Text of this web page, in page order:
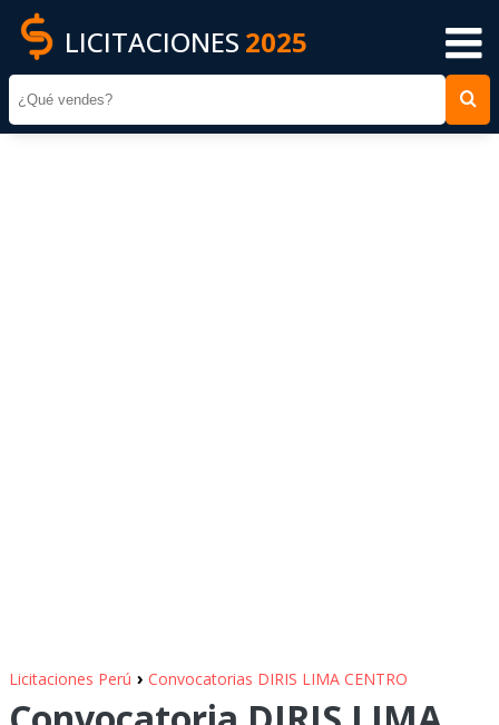
LICITACIONES 2025
Licitaciones Perú › Convocatorias DIRIS LIMA CENTRO